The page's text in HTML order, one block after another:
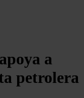
a
petrolera